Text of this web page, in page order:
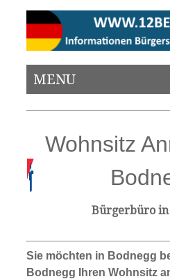
MENU
Wohnsitz
Bürgerbüro in
Sie möchten in Bodnegg
Bodnegg Ihren Wohnsitz